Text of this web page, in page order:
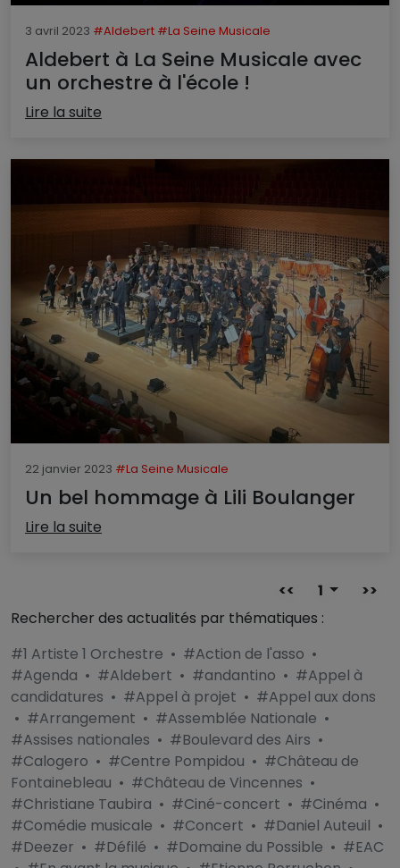
3 avril 2023 #Aldebert #La Seine Musicale
Aldebert à La Seine Musicale avec
un orchestre à l'école !
Lire la suite
22 janvier 2023 #La Seine Musicale
Un bel hommage à Lili Boulanger
Lire la suite
<< 1
>>
Rechercher des actualités par thématiques :
#1 Artiste 1 Orchestre • #Action de l'asso •
#Agenda • #Aldebert • #andantino • #Appel à
candidatures • #Appel à projet • #Appel aux dons
• #Arrangement • #Assemblée Nationale •
#Assises nationales • #Boulevard des Airs •
#Calogero • #Centre Pompidou • #Château de
Fontainebleau • #Château de Vincennes •
#Christiane Taubira • #Ciné-concert • #Cinéma •
#Comédie musicale • #Concert • #Daniel Auteuil •
#Deezer • #Défilé • #Domaine du Possible • #EAC